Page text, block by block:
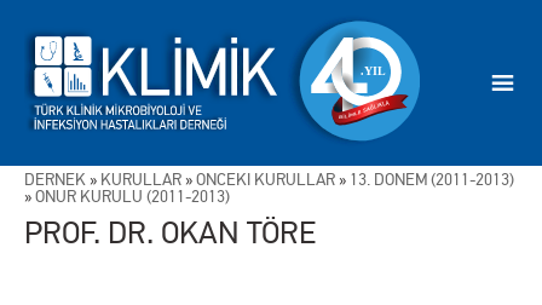
DERNEK » KURULLAR »ÖNCEKİ KURULLAR » 13. DÖNEM (2011-2013)
»ONUR KURULU (2011-2013)
PROF. DR. OKAN TÖRE